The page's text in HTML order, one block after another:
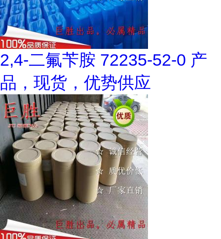
2,4-二氟苄胺 72235-52-0 产
品，现货，优势供应